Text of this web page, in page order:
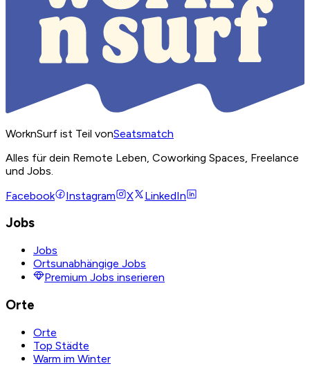
WorknSurf ist Teil vonSeatsmatch
Alles für dein Remote Leben, Coworking Spaces, Freelance
und Jobs.
Facebook
Instagram X LinkedIn
Jobs
Jobs
Ortsunabhängige Jobs
Premium Jobs inserieren
Orte
Orte
Top Städte
Warm im Winter